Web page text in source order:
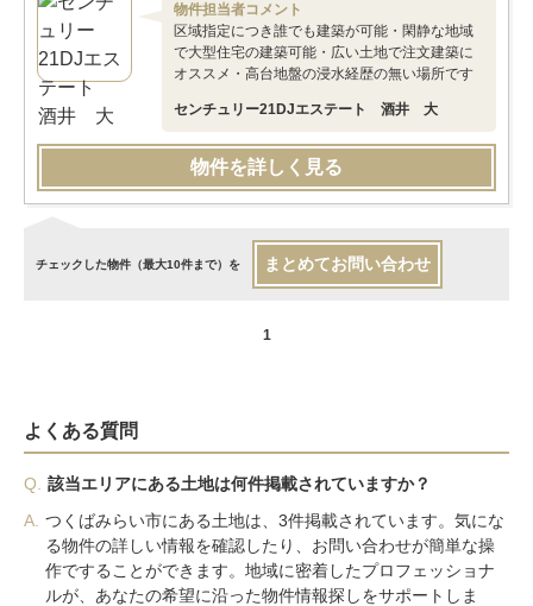
物件担当者コメント
区域指定につき誰でも建築が可能・閑静な地域
で大型住宅の建築可能・広い土地で注文建築に
オススメ・高台地盤の浸水経歴の無い場所です
センチュリー21DJエステート 酒井 大
物件を詳しく見る
チェックした物件（最大10件まで）を まとめてお問い合わせ
1
よくある質問
Q.
該当エリアにある土地は何件掲載されていますか？
A. つくばみらい市にある土地は、3件掲載されています。気にな
る物件の詳しい情報を確認したり、お問い合わせが簡単な操
作ですることができます。地域に密着したプロフェッショナ
ルが、あなたの希望に沿った物件情報探しをサポートしま